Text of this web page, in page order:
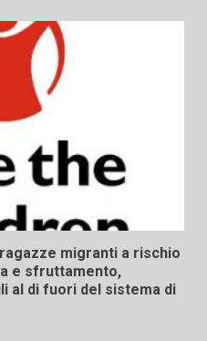
migranti a rischio
e sfruttamento,
al di fuori del sistema di